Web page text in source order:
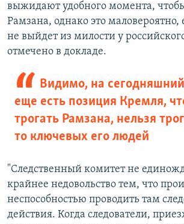
выжидают удобного момента,
Рамзана, однако это маловероятно,
не выйдет из милости у
отмечено в докладе.
Видимо, на
еще есть позиция Кремля,
трогать Рамзана, нельзя
то ключевых его людей
"Следственный комитет не
крайнее недовольство тем, что
неспособностью проводить там
действия. Когда следователи,